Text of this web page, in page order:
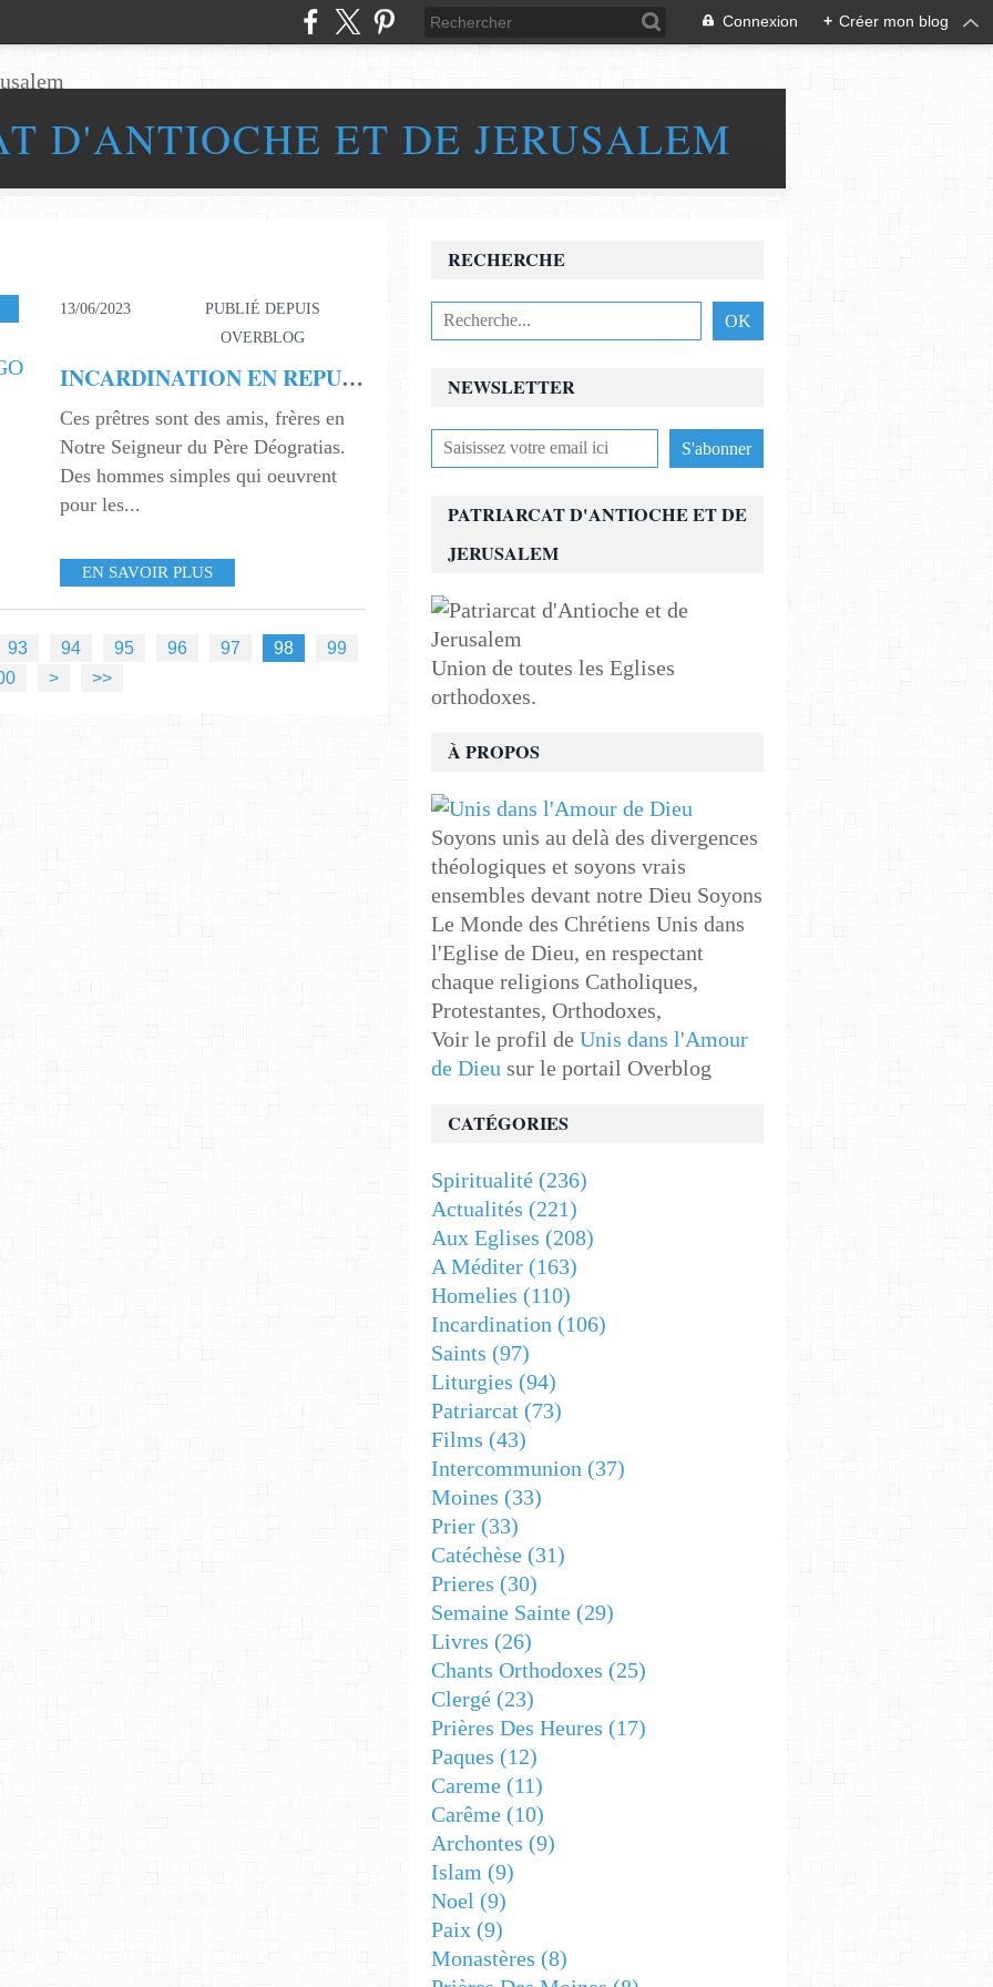
Connexion + Créer mon blog
D'ANTIOCHE ET DE JERUSALEM
13/06/2023
PUBLIÉ DEPUIS
OVERBLOG
INCARDINATION EN REPUBLIQUE DEMOCRATIQUE DU CONGO
Ces prêtres sont des amis, frères en
Notre Seigneur du Père Déogratias.
Des hommes simples qui oeuvrent
pour les...
EN SAVOIR PLUS
93 94 95 96 97 98
99
200
> >>
NEWSLETTER
RECHERCHE
PATRIARCAT D'ANTIOCHE ET DE
JERUSALEM
Union de toutes les Eglises
orthodoxes.
À PROPOS
Soyons unis au delà des divergences
théologiques et soyons vrais
ensembles devant notre Dieu Soyons
Le Monde des Chrétiens Unis dans
l'Eglise de Dieu, en respectant
chaque religions Catholiques,
Protestantes, Orthodoxes,
Voir le profil de Unis dans l'Amour
de Dieu sur le portail Overblog
CATÉGORIES
Spiritualité (236)
Actualités (221)
Aux Eglises (208)
A Méditer (163)
Homelies (110)
Incardination (106)
Saints (97)
Liturgies (94)
Patriarcat (73)
Films (43)
Intercommunion (37)
Moines (33)
Prier (33)
Catéchèse (31)
Prieres (30)
Semaine Sainte (29)
Livres (26)
Chants Orthodoxes (25)
Clergé (23)
Prières Des Heures (17)
Paques (12)
Careme (11)
Carême (10)
Archontes (9)
Islam (9)
Noel (9)
Paix (9)
Monastères (8)